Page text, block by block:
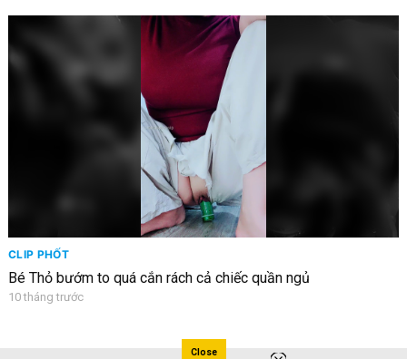
CLIP PHỐT
Bé Thỏ bướm to quá cắn rách cả chiếc quần ngủ
10 tháng trước
Close